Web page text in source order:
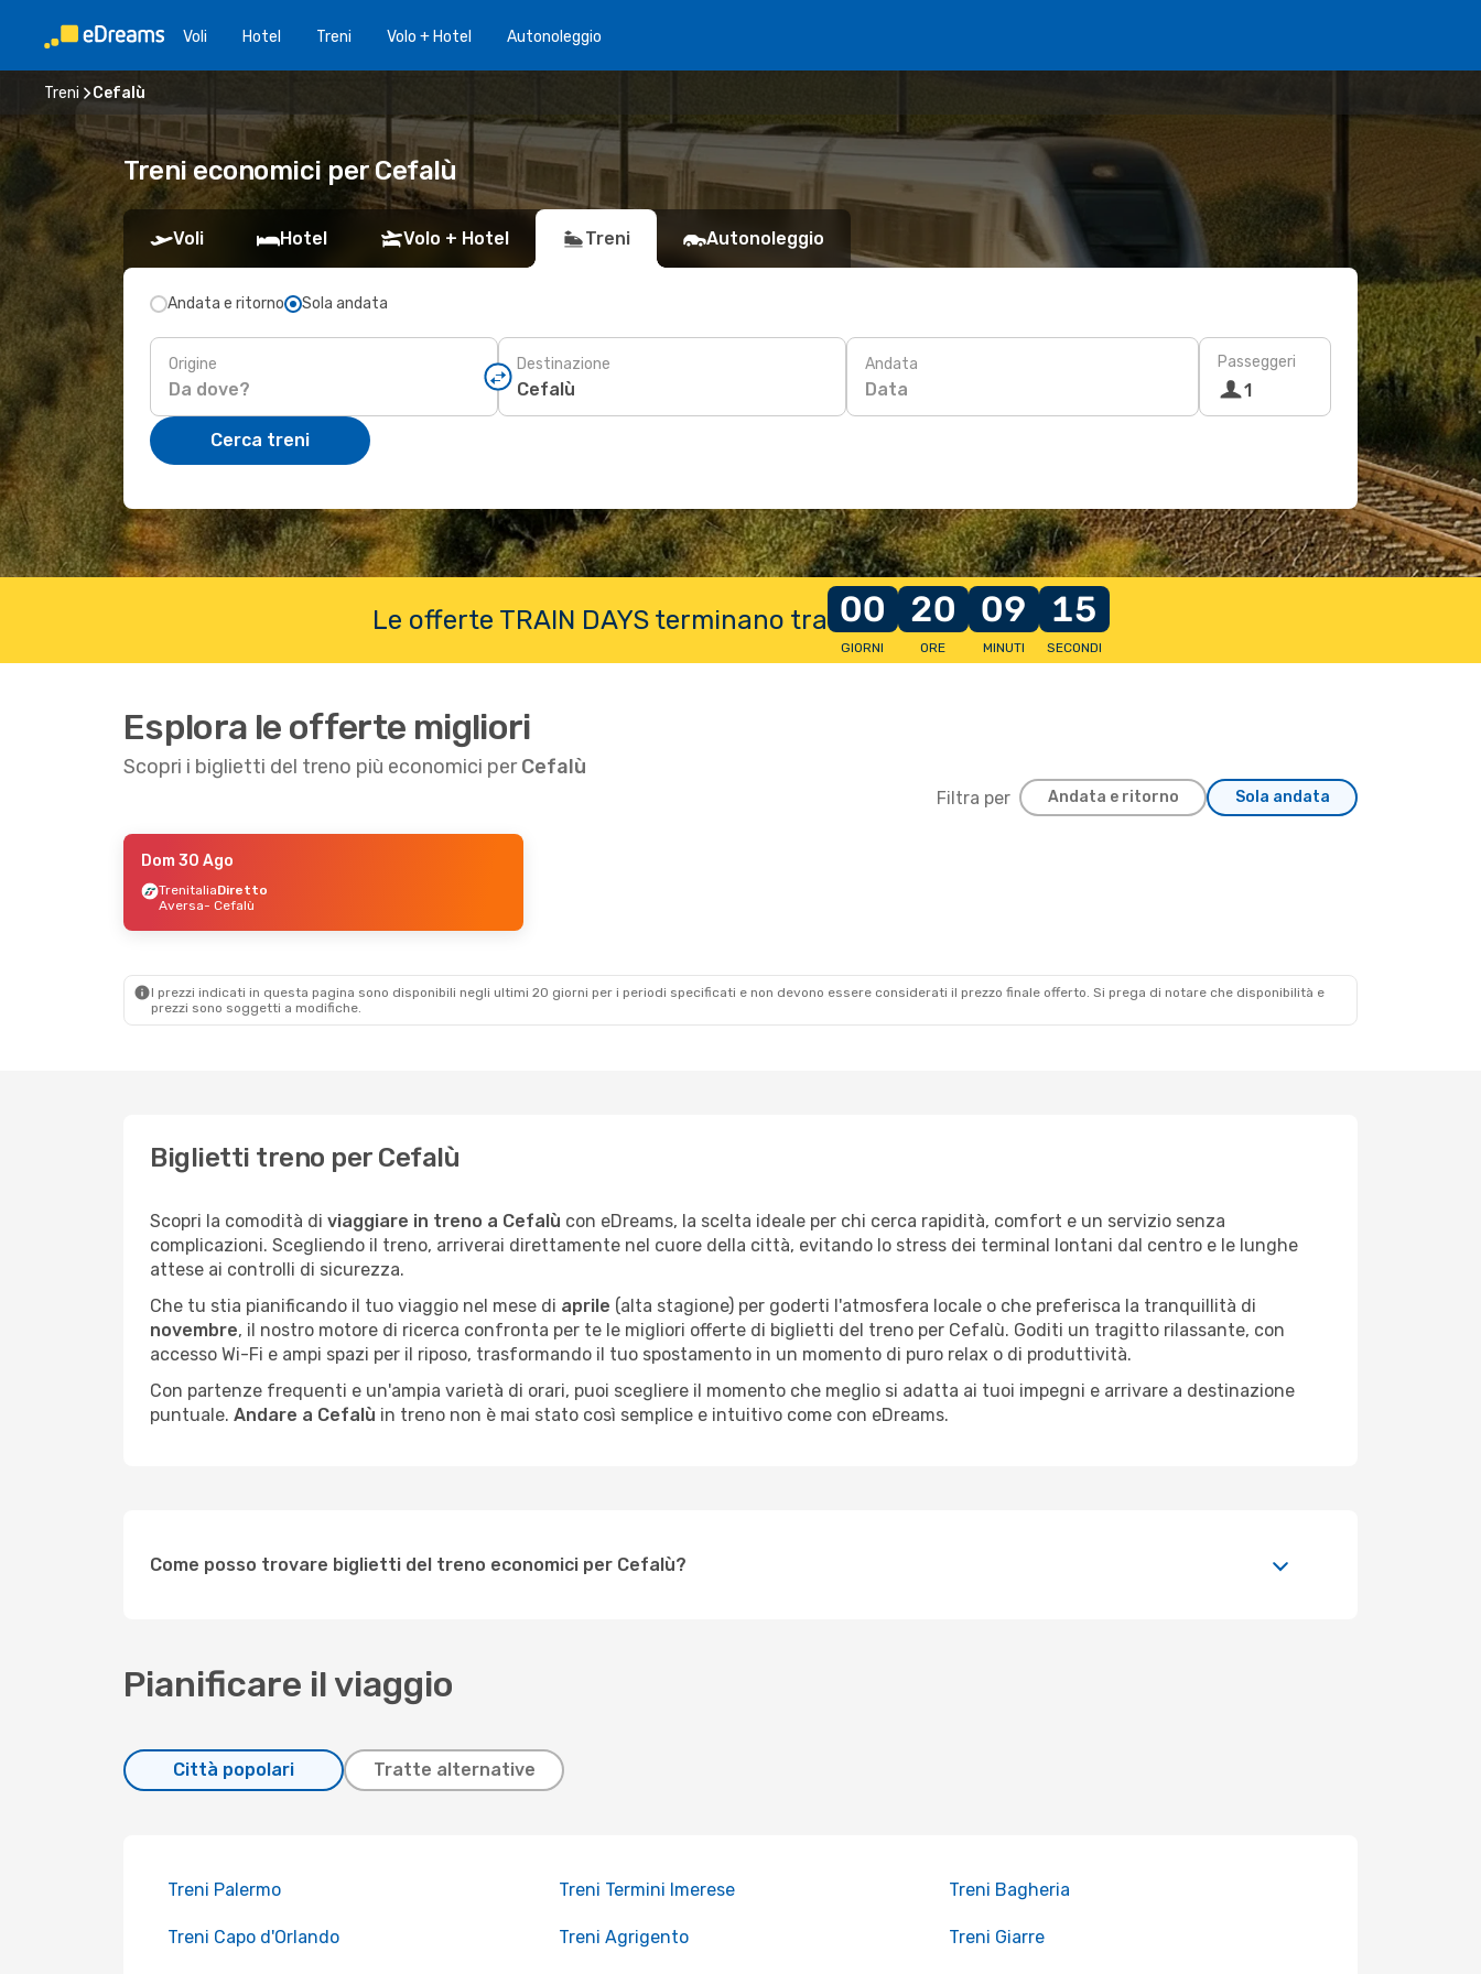
Voli Hotel Treni Volo + Hotel Autonoleggio
Treni Cefalù
Treni economici per Cefalù
Voli Hotel Volo + Hotel Treni Autonoleggio
Andata e ritorno Sola andata
Origine Destinazione Andata
Data
Passeggeri
1
Cerca treni
Le offerte TRAIN DAYS terminano tra 00
GIORNI
20
ORE
09
MINUTI
15
SECONDI
Esplora le offerte migliori
Scopri i biglietti del treno più economici perCefalù
Filtra per Andata e ritorno Sola andata
- Lun 24 Ago
- Cefalù
Dom 30 Ago
TrenitaliaDiretto
Aversa- Cefalù
I prezzi indicati in questa pagina sono disponibili negli ultimi 20 giorni per i periodi specificati e non devono essere considerati il ​​prezzo finale offerto. Si prega di notare che disponibilità e
prezzi sono soggetti a modifiche.
Biglietti treno per Cefalù
Scopri la comodità di viaggiare in treno a Cefalù con eDreams, la scelta ideale per chi cerca rapidità, comfort e un servizio senza
complicazioni. Scegliendo il treno, arriverai direttamente nel cuore della città, evitando lo stress dei terminal lontani dal centro e le lunghe
attese ai controlli di sicurezza.
Che tu stia pianificando il tuo viaggio nel mese di aprile (alta stagione) per goderti l'atmosfera locale o che preferisca la tranquillità di
novembre, il nostro motore di ricerca confronta per te le migliori offerte di biglietti del treno per Cefalù. Goditi un tragitto rilassante, con
accesso Wi-Fi e ampi spazi per il riposo, trasformando il tuo spostamento in un momento di puro relax o di produttività.
Con partenze frequenti e un'ampia varietà di orari, puoi scegliere il momento che meglio si adatta ai tuoi impegni e arrivare a destinazione
puntuale. Andare a Cefalù in treno non è mai stato così semplice e intuitivo come con eDreams.
Come posso trovare biglietti del treno economici per Cefalù?
Pianificare il viaggio
Città popolari Tratte alternative
Treni Palermo Treni Termini Imerese Treni Bagheria
Treni Capo d'Orlando Treni Agrigento Treni Giarre